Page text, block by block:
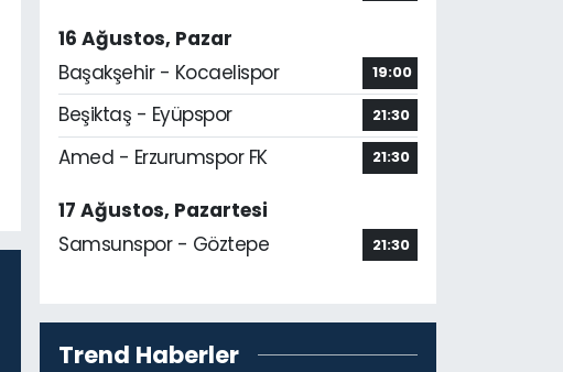
16 Ağustos, Pazar
Başakşehir - Kocaelispor
19:00
Beşiktaş - Eyüpspor 21:30
Amed - Erzurumspor FK 21:30
17 Ağustos, Pazartesi
Samsunspor - Göztepe
21:30
Trend Haberler